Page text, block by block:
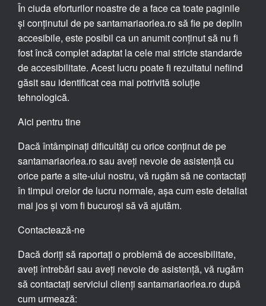
În ciuda eforturilor noastre de a face ca toate paginile
și conținutul de pe santamariaorlea.ro să fie pe deplin
accesibile, este posibil ca un anumit conținut să nu fi
fost încă complet adaptat la cele mai stricte standarde
de accesibilitate. Acest lucru poate fi rezultatul nefiind
găsit sau identificat cea mai potrivită soluție
tehnologică.
Aici pentru tine
Dacă întâmpinați dificultăți cu orice conținut de pe
santamariaorlea.ro sau aveți nevoie de asistență cu
orice parte a site-ului nostru, vă rugăm să ne contactați
în timpul orelor de lucru normale, așa cum este detaliat
mai jos și vom fi bucuroși să vă ajutăm.
Contactează-ne
Dacă doriți să raportați o problemă de accesibilitate,
aveți întrebări sau aveți nevoie de asistență, vă rugăm
să contactați serviciul clienți santamariaorlea.ro după
cum urmează: